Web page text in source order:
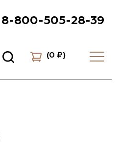
8-800-505-28-39
(0 ₽)